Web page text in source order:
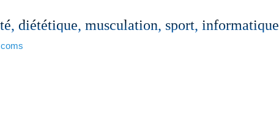
diététique, musculation, sport, informatique
coms